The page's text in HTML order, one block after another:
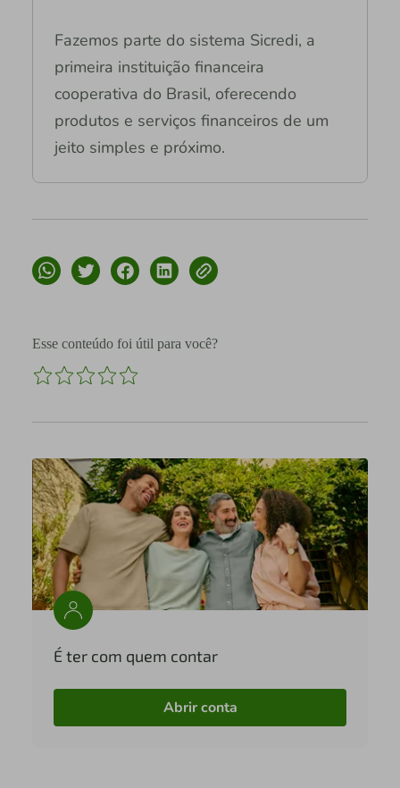
Fazemos parte do sistema Sicredi, a
primeira instituição financeira
cooperativa do Brasil, oferecendo
produtos e serviços financeiros de um
jeito simples e próximo.
Esse conteúdo foi útil para você?
É ter com quem contar
Abrir conta